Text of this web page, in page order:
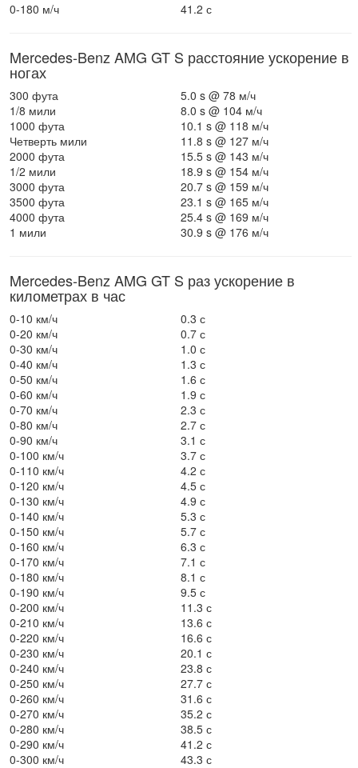
0-180 м/ч
41.2 с
Mercedes-Benz AMG GT S расстояние ускорение в
ногах
300 фута
5.0 s @ 78 м/ч
1/8 мили
8.0 s @ 104 м/ч
1000 фута
10.1 s @ 118 м/ч
Четверть мили
11.8 s @ 127 м/ч
2000 фута
15.5 s @ 143 м/ч
1/2 мили
18.9 s @ 154 м/ч
3000 фута
20.7 s @ 159 м/ч
3500 фута
23.1 s @ 165 м/ч
4000 фута
25.4 s @ 169 м/ч
1 мили
30.9 s @ 176 м/ч
Mercedes-Benz AMG GT S раз ускорение в
километрах в час
0-10 км/ч
0.3 с
0-20 км/ч
0.7 с
0-30 км/ч
1.0 с
0-40 км/ч
1.3 с
0-50 км/ч
1.6 с
0-60 км/ч
1.9 с
0-70 км/ч
2.3 с
0-80 км/ч
2.7 с
0-90 км/ч
3.1 с
0-100 км/ч
3.7 с
0-110 км/ч
4.2 с
0-120 км/ч
4.5 с
0-130 км/ч
4.9 с
0-140 км/ч
5.3 с
0-150 км/ч
5.7 с
0-160 км/ч
6.3 с
0-170 км/ч
7.1 с
0-180 км/ч
8.1 с
0-190 км/ч
9.5 с
0-200 км/ч
11.3 с
0-210 км/ч
13.6 с
0-220 км/ч
16.6 с
0-230 км/ч
20.1 с
0-240 км/ч
23.8 с
0-250 км/ч
27.7 с
0-260 км/ч
31.6 с
0-270 км/ч
35.2 с
0-280 км/ч
38.5 с
0-290 км/ч
41.2 с
0-300 км/ч
43.3 с